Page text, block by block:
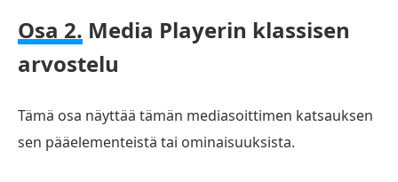
Osa 2. Media Playerin klassisen
arvostelu
Tämä osa näyttää tämän mediasoittimen katsauksen
sen pääelementeistä tai ominaisuuksista.